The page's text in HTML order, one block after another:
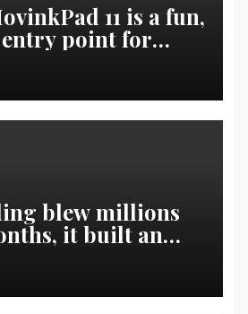
11 is a fun,
point for
| VseTime.ru
blew millions
it built an
tool |